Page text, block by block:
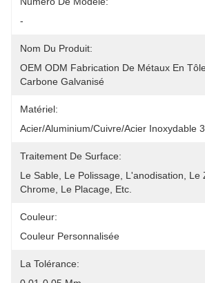
-
Nom Du Produit:
OEM ODM Fabrication De Métaux En
Carbone Galvanisé
Matériel:
Acier/aluminium/cuivre/acier Inoxydable
Traitement De Surface:
Le Sable, Le Polissage, L'anodisation, Le
Chrome, Le Placage, Etc.
Couleur:
Couleur Personnalisée
La Tolérance: